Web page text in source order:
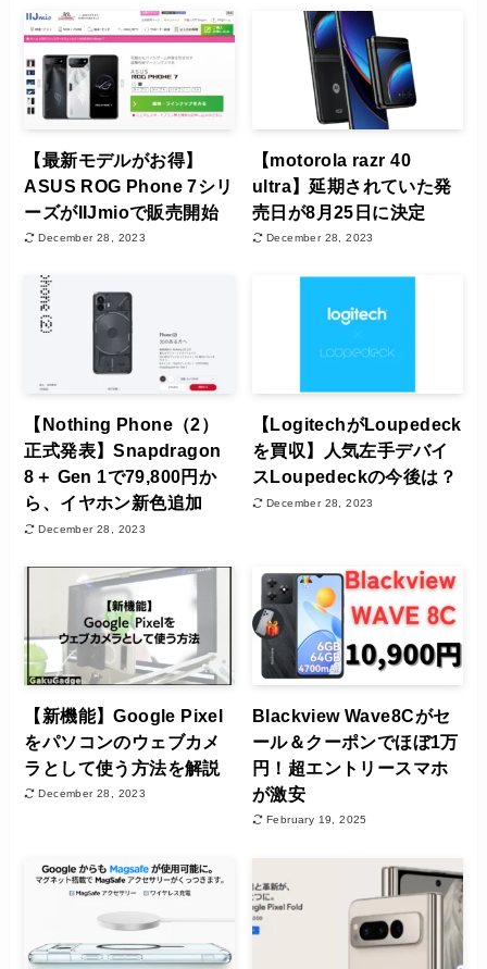
【最新モデルがお得】
ASUS ROG Phone 7シリ
ーズがIIJmioで販売開始
December 28, 2023
【motorola razr 40
ultra】延期されていた発
売日が8月25日に決定
December 28, 2023
【Nothing Phone（2）
正式発表】Snapdragon
8＋ Gen 1で79,800円か
ら、イヤホン新色追加
December 28, 2023
【LogitechがLoupedeck
を買収】人気左手デバイ
スLoupedeckの今後は？
December 28, 2023
【新機能】Google Pixel
をパソコンのウェブカメ
ラとして使う方法を解説
December 28, 2023
Blackview Wave8Cがセ
ール＆クーポンでほぼ1万
円！超エントリースマホ
が激安
February 19, 2025